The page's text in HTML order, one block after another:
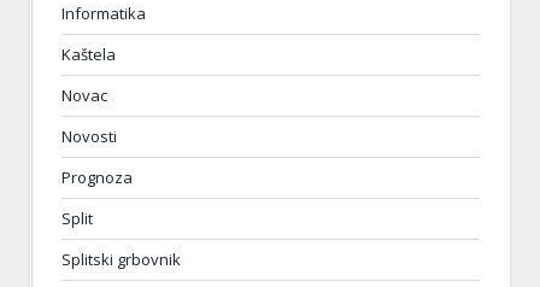
Informatika
Kaštela
Novac
Novosti
Prognoza
Split
Splitski grbovnik